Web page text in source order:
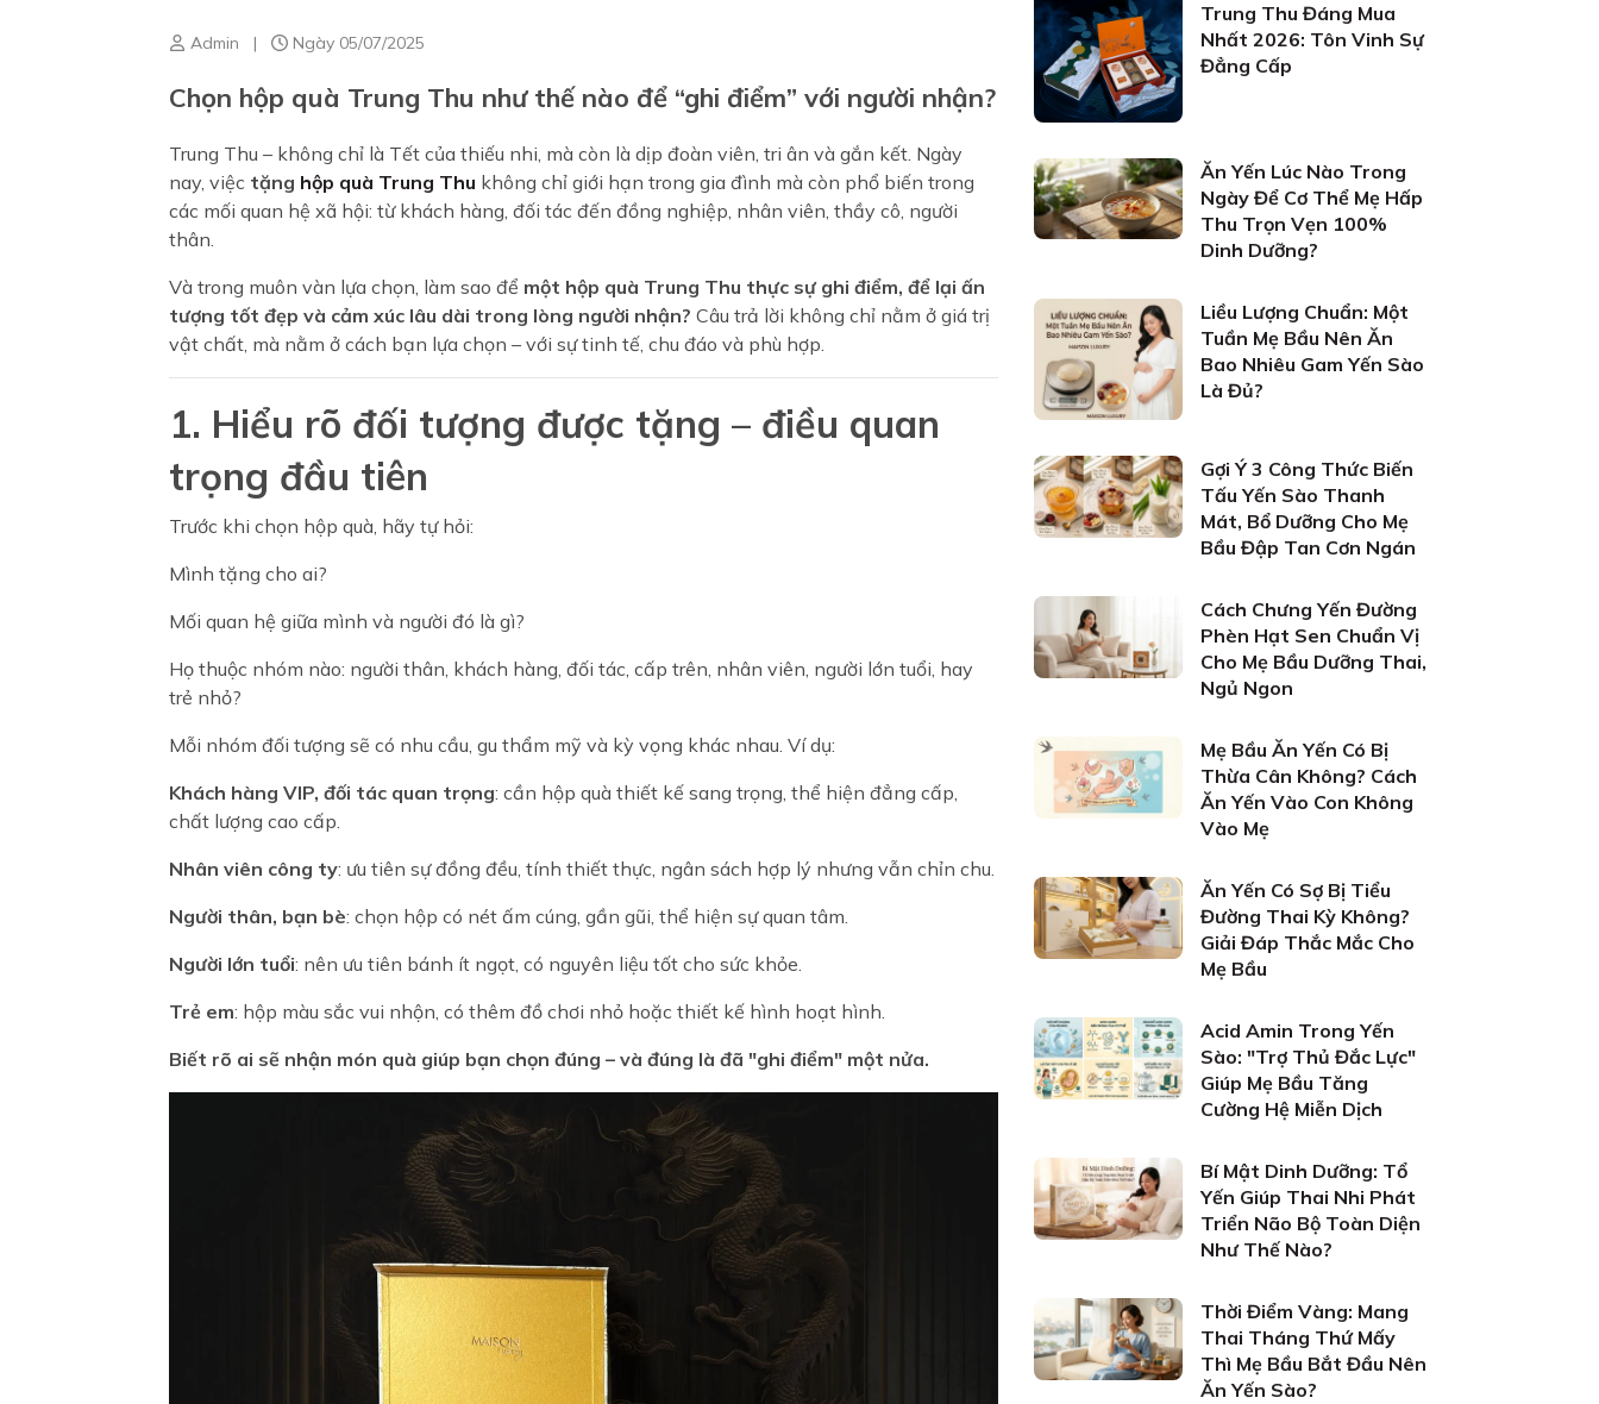
Admin | Ngày 05/07/2025
Chọn hộp quà Trung Thu như thế nào để “ghi điểm” với người nhận?
Trung Thu – không chỉ là Tết của thiếu nhi, mà còn là dịp đoàn viên, tri ân và gắn kết. Ngày
nay, việc tặng hộp quà Trung Thu không chỉ giới hạn trong gia đình mà còn phổ biến trong
các mối quan hệ xã hội: từ khách hàng, đối tác đến đồng nghiệp, nhân viên, thầy cô, người
thân.
Và trong muôn vàn lựa chọn, làm sao để một hộp quà Trung Thu thực sự ghi điểm, để lại ấn
tượng tốt đẹp và cảm xúc lâu dài trong lòng người nhận? Câu trả lời không chỉ nằm ở giá trị
vật chất, mà nằm ở cách bạn lựa chọn – với sự tinh tế, chu đáo và phù hợp.
1. Hiểu rõ đối tượng được tặng – điều quan
trọng đầu tiên
Trước khi chọn hộp quà, hãy tự hỏi:
Mình tặng cho ai?
Mối quan hệ giữa mình và người đó là gì?
Họ thuộc nhóm nào: người thân, khách hàng, đối tác, cấp trên, nhân viên, người lớn tuổi, hay
trẻ nhỏ?
Mỗi nhóm đối tượng sẽ có nhu cầu, gu thẩm mỹ và kỳ vọng khác nhau. Ví dụ:
Khách hàng VIP, đối tác quan trọng: cần hộp quà thiết kế sang trọng, thể hiện đẳng cấp,
chất lượng cao cấp.
Nhân viên công ty: ưu tiên sự đồng đều, tính thiết thực, ngân sách hợp lý nhưng vẫn chỉn chu.
Người thân, bạn bè: chọn hộp có nét ấm cúng, gần gũi, thể hiện sự quan tâm.
Người lớn tuổi: nên ưu tiên bánh ít ngọt, có nguyên liệu tốt cho sức khỏe.
Trẻ em: hộp màu sắc vui nhộn, có thêm đồ chơi nhỏ hoặc thiết kế hình hoạt hình.
Biết rõ ai sẽ nhận món quà giúp bạn chọn đúng – và đúng là đã "ghi điểm" một nửa.
Trung Thu Đáng Mua
Nhất 2026: Tôn Vinh Sự
Đẳng Cấp
Ăn Yến Lúc Nào Trong
Ngày Để Cơ Thể Mẹ Hấp
Thu Trọn Vẹn 100%
Dinh Dưỡng?
Liều Lượng Chuẩn: Một
Tuần Mẹ Bầu Nên Ăn
Bao Nhiêu Gam Yến Sào
Là Đủ?
Gợi Ý 3 Công Thức Biến
Tấu Yến Sào Thanh
Mát, Bổ Dưỡng Cho Mẹ
Bầu Đập Tan Cơn Ngán
Cách Chưng Yến Đường
Phèn Hạt Sen Chuẩn Vị
Cho Mẹ Bầu Dưỡng Thai,
Ngủ Ngon
Mẹ Bầu Ăn Yến Có Bị
Thừa Cân Không? Cách
Ăn Yến Vào Con Không
Vào Mẹ
Ăn Yến Có Sợ Bị Tiểu
Đường Thai Kỳ Không?
Giải Đáp Thắc Mắc Cho
Mẹ Bầu
Acid Amin Trong Yến
Sào: "Trợ Thủ Đắc Lực"
Giúp Mẹ Bầu Tăng
Cường Hệ Miễn Dịch
Bí Mật Dinh Dưỡng: Tổ
Yến Giúp Thai Nhi Phát
Triển Não Bộ Toàn Diện
Như Thế Nào?
Thời Điểm Vàng: Mang
Thai Tháng Thứ Mấy
Thì Mẹ Bầu Bắt Đầu Nên
Ăn Yến Sào?